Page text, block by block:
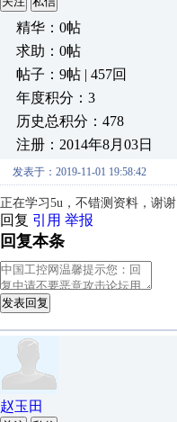
精华：0帖
求助：0帖
帖子：9帖 | 457回
年度积分：3
历史总积分：478
注册：2014年8月03日
发表于：2019-11-01 19:58:42
正在学习5u，不错测资料，谢谢
回复 引用 举报
回复本条
发表回复
赵玉田